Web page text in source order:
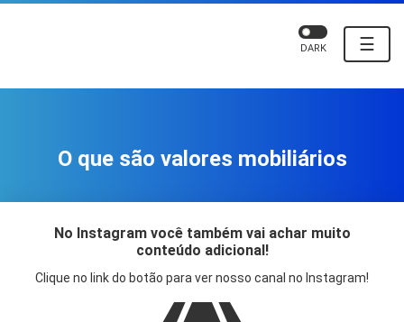
☰
DARK
O que são valores mobiliários
No Instagram você também vai achar muito
conteúdo adicional!
Clique no link do botão para ver nosso canal no Instagram!